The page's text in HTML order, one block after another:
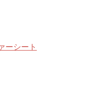
ーシート